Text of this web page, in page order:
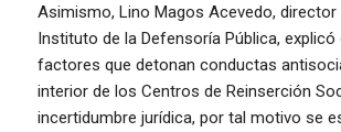
Asimismo, Lino Magos Acevedo, director
Instituto de la Defensoría Pública, explicó
factores que detonan conductas
interior de los Centros de Reinserción
incertidumbre jurídica, por tal motivo se